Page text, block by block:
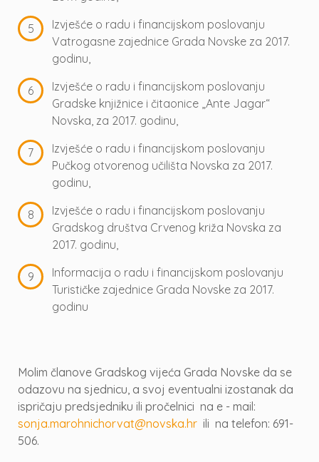
Izvješće o radu i financijskom poslovanju
Vatrogasne zajednice Grada Novske za 2017.
godinu,
Izvješće o radu i financijskom poslovanju
Gradske knjižnice i čitaonice „Ante Jagar“
Novska, za 2017. godinu,
Izvješće o radu i financijskom poslovanju
Pučkog otvorenog učilišta Novska za 2017.
godinu,
Izvješće o radu i financijskom poslovanju
Gradskog društva Crvenog križa Novska za
2017. godinu,
Informacija o radu i financijskom poslovanju
Turističke zajednice Grada Novske za 2017.
godinu
Molim članove Gradskog vijeća Grada Novske da se
odazovu na sjednicu, a svoj eventualni izostanak da
ispričaju predsjedniku ili pročelnici na e - mail:
sonja.marohnichorvat@novska.hr ili na telefon: 691-
506.